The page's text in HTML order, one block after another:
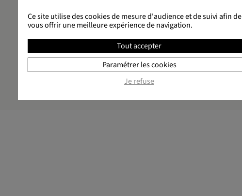
Made in France
Nous adhérons !
Ce site utilise des cookies de mesure d'audience et de suivi afin de
vous offrir une meilleure expérience de navigation.
Tout accepter
Paramétrer les cookies
Je refuse